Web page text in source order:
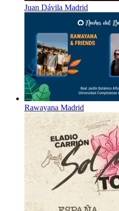
Juan Dávila Madrid
Rawayana Madrid